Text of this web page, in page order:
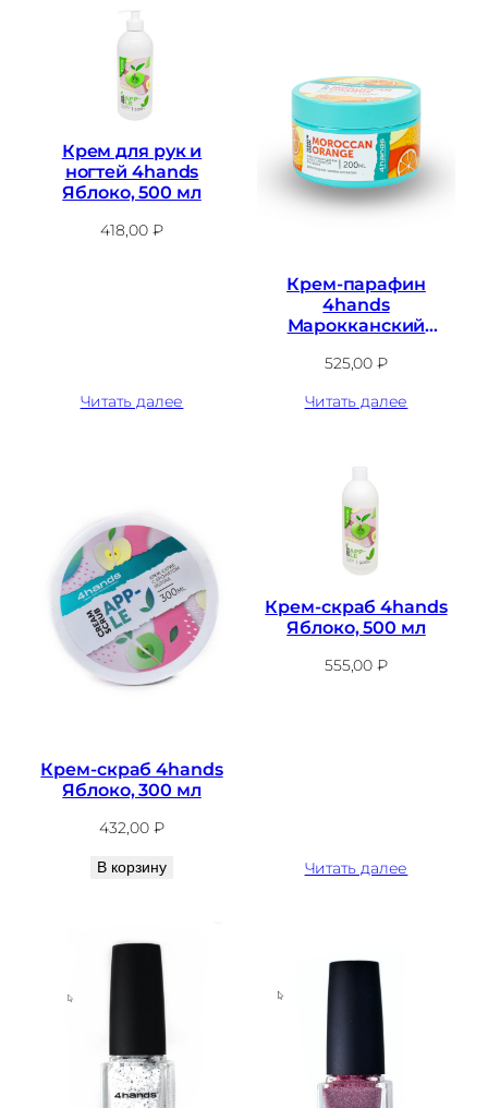
Крем для рук и
ногтей 4hands
Яблоко, 500 мл
418,00 ₽
Читать далее
Крем-парафин
4hands
Марокканский
525,00₽
Читать далее
Крем-скраб 4hands
Яблоко, 300 мл
432,00 ₽
В корзину
Крем-скраб 4hands
Яблоко, 500 мл
555,00₽
Читать далее